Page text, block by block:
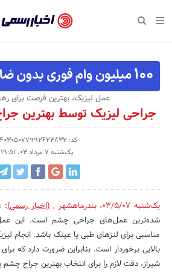
بازگشت
صفحه نخست پایگاه خبری
اقتصادی
اجتماعی
فرهنگی
رویداد
عمل لیزیک، بهترین فرصت برای
جراحی لیزیک توسط بهترین
کد: 140305077992623832
یک‌شنبه 7 مرداد 03، 19:51
یک‌شنبه 03/5/07 ،بندرماهشهر ,(اخبار رسمی):
شده‌ترین عمل‌های جراحی چشم است. این عمل
مناسبی برای لنزهای طبی یا عینک باشد. انجام
بالایی برخوردار است. بنابراین ضرورت دارد که
شیراز، دقت لازم را برای انتخاب بهترین جراح